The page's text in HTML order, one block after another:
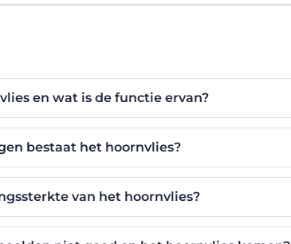
en wat is de functie ervan?
bestaat het hoornvlies?
van het hoornvlies?